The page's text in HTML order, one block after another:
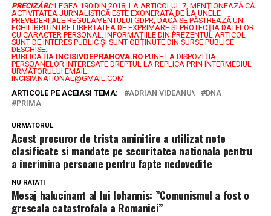
PRECIZĂRI: LEGEA 190 DIN 2018, LA ARTICOLUL 7, MENŢIONEAZĂ CĂ
ACTIVITATEA JURNALISTICĂ ESTE EXONERATĂ DE LA UNELE
PREVEDERI ALE REGULAMENTULUI GDPR, DACĂ SE PĂSTREAZĂ UN
ECHILIBRU ÎNTRE LIBERTATEA DE EXPRIMARE ŞI PROTECŢIA DATELOR
CU CARACTER PERSONAL.
INFORMAȚIILE DIN PREZENTUL ARTICOL
SUNT DE INTERES PUBLIC ȘI SUNT OBȚINUTE DIN SURSE PUBLICE
DESCHISE.
PUBLICAȚIA INCISIVDEPRAHOVA.ROPUNE LA DISPOZIȚIA
PERSOANELOR INTERESATE DREPTUL LA REPLICA PRIN INTERMEDIUL
URMĂTORULUI EMAIL:
INCISIV.NATIONAL@GMAIL.COM
ARTICOLE PE ACEIASI TEMA:
ADRIAN VIDEANU\
DNA
PRIMA
URMATORUL
Acest procuror de trista aminitire a utilizat note
clasificate si mandate pe securitatea nationala pentru
a incrimina persoane pentru fapte nedovedite
NU RATATI
Mesaj halucinant al lui Iohannis: ”Comunismul a fost o
greseala catastrofala a Romaniei”